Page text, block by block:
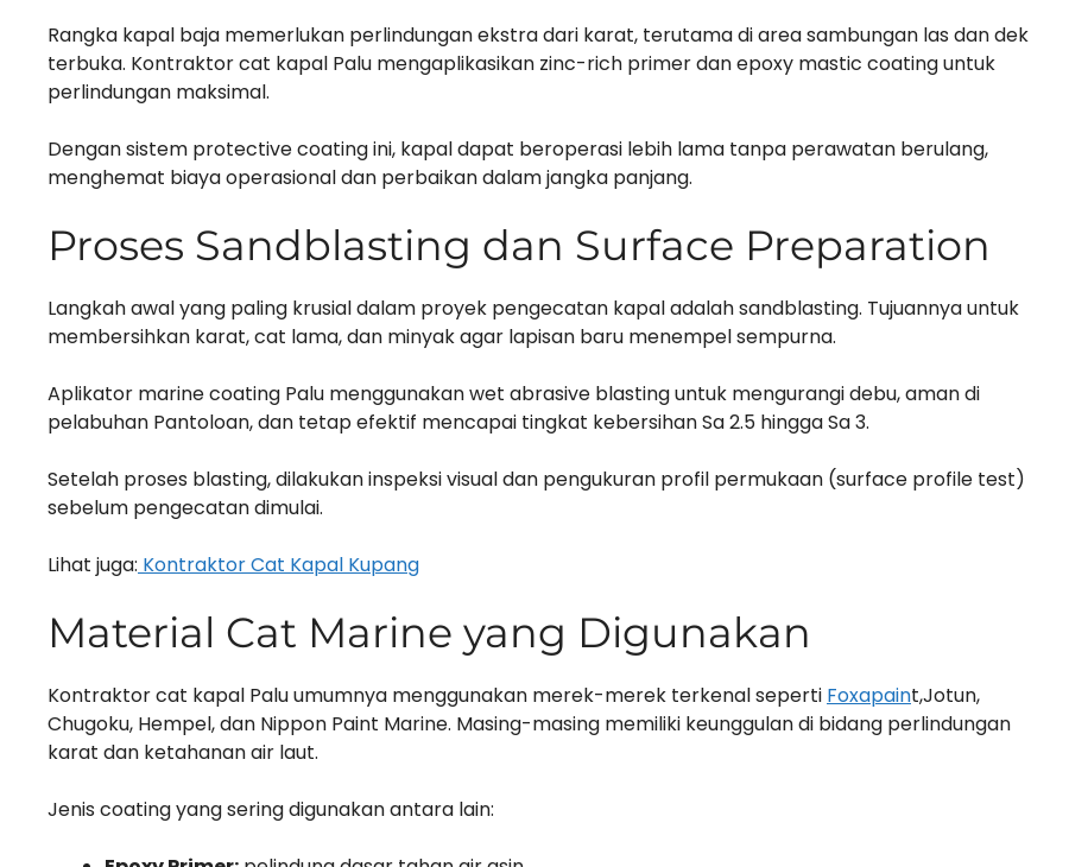
Rangka kapal baja memerlukan perlindungan ekstra dari karat, terutama di area sambungan las dan dek
terbuka. Kontraktor cat kapal Palu mengaplikasikan zinc-rich primer dan epoxy mastic coating untuk
perlindungan maksimal.
Dengan sistem protective coating ini, kapal dapat beroperasi lebih lama tanpa perawatan berulang,
menghemat biaya operasional dan perbaikan dalam jangka panjang.
Proses Sandblasting dan Surface Preparation
Langkah awal yang paling krusial dalam proyek pengecatan kapal adalah sandblasting. Tujuannya untuk
membersihkan karat, cat lama, dan minyak agar lapisan baru menempel sempurna.
Aplikator marine coating Palu menggunakan wet abrasive blasting untuk mengurangi debu, aman di
pelabuhan Pantoloan, dan tetap efektif mencapai tingkat kebersihan Sa 2.5 hingga Sa 3.
Setelah proses blasting, dilakukan inspeksi visual dan pengukuran profil permukaan (surface profile test)
sebelum pengecatan dimulai.
Lihat juga: Kontraktor Cat Kapal Kupang
Material Cat Marine yang Digunakan
Kontraktor cat kapal Palu umumnya menggunakan merek-merek terkenal seperti Foxapaint,Jotun,
Chugoku, Hempel, dan Nippon Paint Marine. Masing-masing memiliki keunggulan di bidang perlindungan
karat dan ketahanan air laut.
Jenis coating yang sering digunakan antara lain: